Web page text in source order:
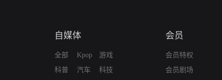
自媒体
全部
科普
Kpop
汽车
游戏
科技
会员
会员特权
会员剧场